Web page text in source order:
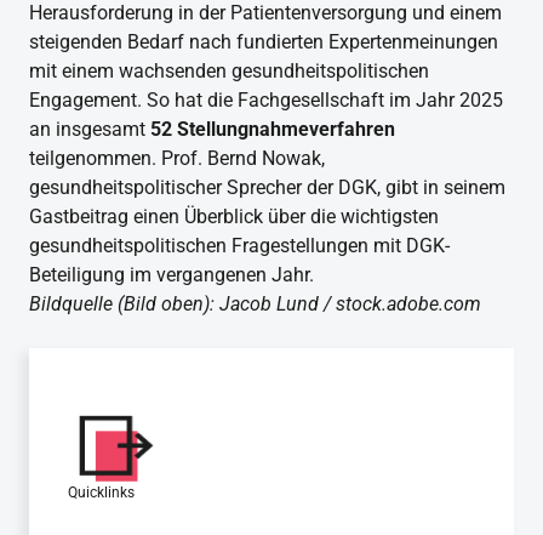
Herausforderung in der Patientenversorgung und einem
steigenden Bedarf nach fundierten Expertenmeinungen
mit einem wachsenden gesundheitspolitischen
Engagement. So hat die Fachgesellschaft im Jahr 2025
an insgesamt 52 Stellungnahmeverfahren
teilgenommen. Prof. Bernd Nowak,
gesundheitspolitischer Sprecher der DGK, gibt in seinem
Gastbeitrag einen Überblick über die wichtigsten
gesundheitspolitischen Fragestellungen mit DGK-
Beteiligung im vergangenen Jahr.
Bildquelle (Bild oben): Jacob Lund / stock.adobe.com
Quicklinks